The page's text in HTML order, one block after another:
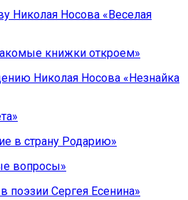
Николая Носова «Веселая
книжки откроем»
Николая Носова «Незнайка
в страну Родарию»
вопросы»
поэзии Сергея Есенина»